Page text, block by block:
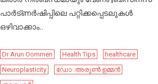
പാർട്ണർഷിപ്പിലെ പറ്റിക്കപ്പെടലുകൾ
ഒഴിവാക്കാം..
Dr Arun Oommen Health Tips
healthcare
Neuroplasticity
ഡോ .അരുൺ ഉമ്മൻ